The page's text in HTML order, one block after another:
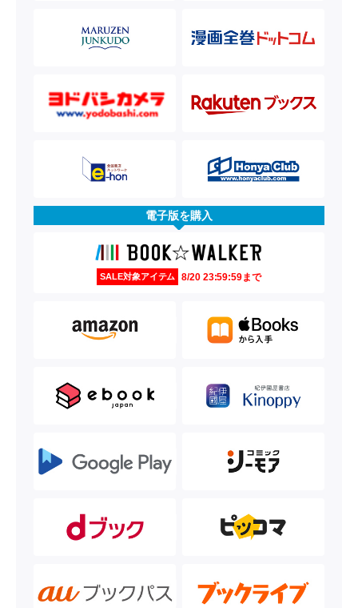
電子版を購入
SALE対象アイテム 8/20 23:59:59まで